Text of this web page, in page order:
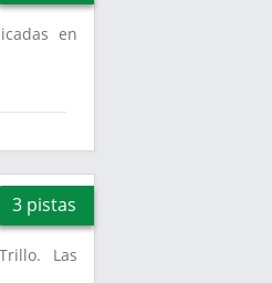
en
3 pistas
Las